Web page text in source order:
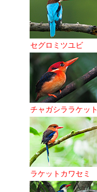
セグロミツユビ
チャガシララケット
ラケットカワセミ